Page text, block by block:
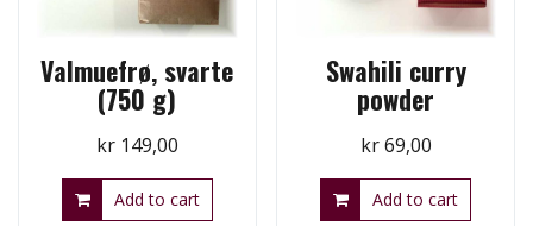
Valmuefrø, svarte
(750 g)
kr149,00
Add to cart
Swahili curry
powder
kr69,00
Add to cart